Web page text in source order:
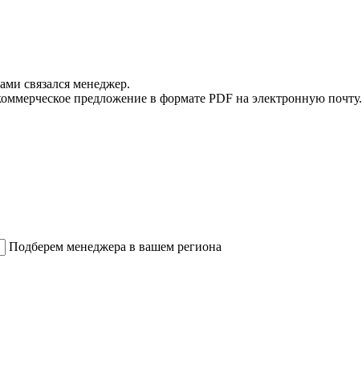
связался менеджер.
предложение в формате PDF на электронную почту.
Подберем менеджера в вашем региона